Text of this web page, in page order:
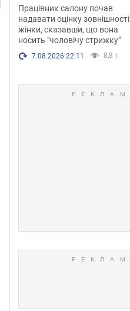
після хімієтерапії,
розгорівся скандал.
Фото
Працівник салону почав
надавати оцінку зовнішності
жінки, сказавши, що вона
носить "чоловічу стрижку"
7.08.2026 22:11 8,8 т.